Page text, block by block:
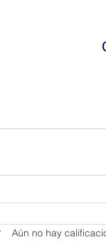
5 estrellas.
Aún no hay